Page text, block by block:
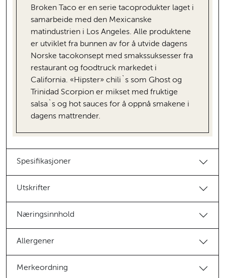
Broken Taco er en serie tacoprodukter laget i
samarbeide med den Mexicanske
matindustrien i Los Angeles. Alle produktene
er utviklet fra bunnen av for å utvide dagens
Norske tacokonsept med smakssuksesser fra
restaurant og foodtruck markedet i
California. «Hipster» chili`s som Ghost og
Trinidad Scorpion er mikset med fruktige
salsa`s og hot sauces for å oppnå smakene i
dagens mattrender.
Spesifikasjoner
Utskrifter
Næringsinnhold
Allergener
Merkeordning